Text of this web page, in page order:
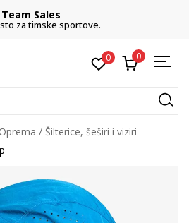
Team Sales
za timske sportove.
0 0
Oprema
Šilterice, šeširi i viziri